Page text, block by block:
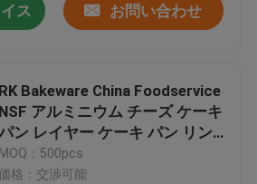
ス お問い合わせ
RK Bakeware China Foodservice
NSF アルミニウム チーズ ケーキ
ン レイヤー ケーキ パン リング
ケーキ パン型
MOQ：500pcs
格：交渉可能